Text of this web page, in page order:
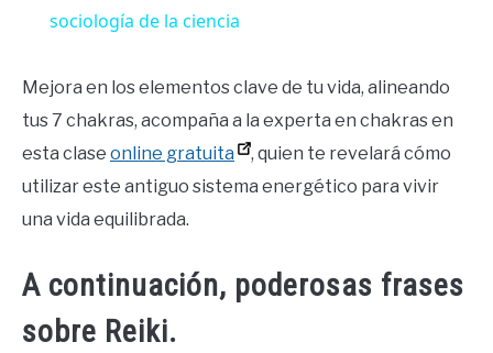
sociología de la ciencia
Mejora en los elementos clave de tu vida, alineando
tus 7 chakras, acompaña a la experta en chakras en
esta clase online gratuita
, quien te revelará cómo
utilizar este antiguo sistema energético para vivir
una vida equilibrada.
A continuación, poderosas frases
sobre Reiki.